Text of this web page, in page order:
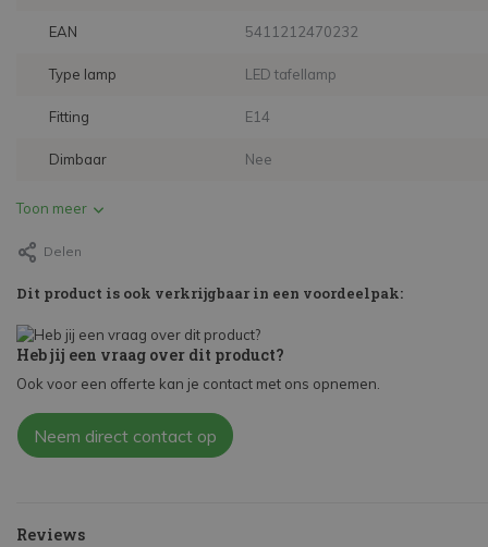
EAN 5411212470232
Type lamp LED tafellamp
Fitting E14
Dimbaar Nee
Toon meer
Delen
Dit product is ook verkrijgbaar in een voordeelpak:
Heb jij een vraag over dit product?
Ook voor een offerte kan je contact met ons opnemen.
Neem direct contact op
Reviews